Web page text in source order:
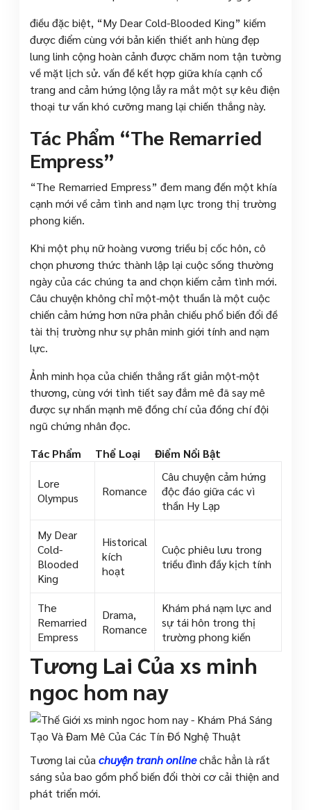
điều đặc biệt, “My Dear Cold-Blooded King” kiếm
được điểm cùng với bản kiến thiết anh hùng đẹp
lung linh cộng hoàn cảnh được chăm nom tận tường
về mặt lịch sử. vấn đề kết hợp giữa khía cạnh cổ
trang and cảm hứng lộng lẫy ra mắt một sự kêu điện
thoại tư vấn khó cưỡng mang lại chiến thắng này.
Tác Phẩm “The Remarried
Empress”
“The Remarried Empress” đem mang đến một khía
cạnh mới về cảm tình and nạm lực trong thị trường
phong kiến.
Khi một phụ nữ hoàng vương triều bị cốc hôn, cô
chọn phương thức thành lập lại cuộc sống thường
ngày của các chúng ta and chọn kiếm cảm tình mới.
Câu chuyện không chỉ một-một thuần là một cuộc
chiến cảm hứng hơn nữa phản chiếu phổ biến đổi đề
tài thị trường như sự phân minh giới tính and nạm
lực.
Ảnh minh họa của chiến thắng rất giản một-một
thương, cùng với tình tiết say đắm mê đã say mê
được sự nhấn mạnh mẽ đồng chí của đồng chí đội
ngũ chứng nhân đọc.
Tác Phẩm
Thể Loại Điểm Nổi Bật
Lore
Olympus
Romance
Câu chuyện cảm hứng
độc đáo giữa các vì
thần Hy Lạp
My Dear
Cold-
Blooded
King
Historical
kích
hoạt
Cuộc phiêu lưu trong
triều đình đầy kịch tính
The
Remarried
Empress
Drama,
Romance
Khám phá nạm lực and
sự tái hôn trong thị
trường phong kiến
Tương Lai Của xs minh
ngoc hom nay
Tương lai của chuyện tranh onlinechắc hẳn là rất
sáng sủa bao gồm phổ biến đổi thời cơ cải thiện and
phát triển mới.